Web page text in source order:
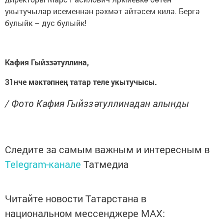
укытучылар исеменнән рәхмәт әйтәсем килә. Бергә
булыйк – дус булыйк!
Кафия Гыйззәтуллина,
31нче мәктәпнең татар теле укытучысы.
/ Фото Кафия Гыйззәтуллинадан алынды
Следите за самым важным и интересным в
Telegram-канале Татмедиа
Читайте новости Татарстана в
национальном мессенджере MАХ: